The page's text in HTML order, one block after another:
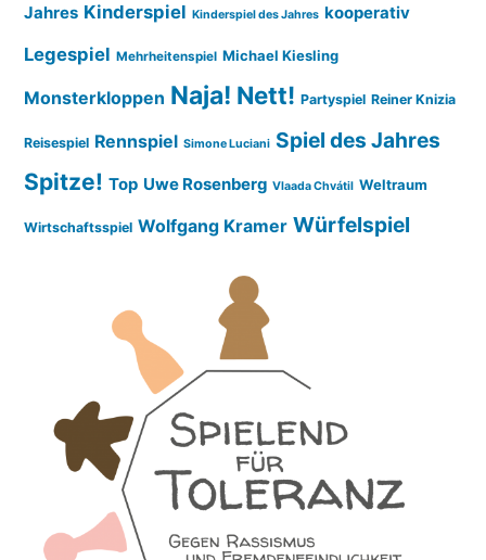
Jahres Kinderspiel Kinderspiel des Jahres kooperativ
Legespiel Mehrheitenspiel Michael Kiesling
Monsterkloppen Naja! Nett! Partyspiel Reiner Knizia
Reisespiel Rennspiel Simone Luciani Spiel des Jahres
Spitze! Top Uwe Rosenberg Vlaada Chvátil Weltraum
Wirtschaftsspiel Wolfgang Kramer Würfelspiel